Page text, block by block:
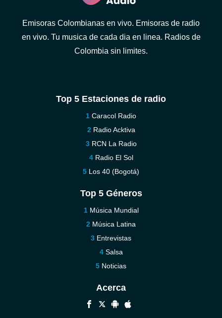
Emisoras Colombianas en vivo. Emisoras de radio
en vivo. Tu musica de cada dia en linea. Radios de
Colombia sin limites.
Top 5 Estaciones de radio
Caracol Radio
Radio Acktiva
RCN La Radio
Radio El Sol
Los 40 (Bogotá)
Top 5 Géneros
Música Mundial
Música Latina
Entrevistas
Salsa
Noticias
Acerca